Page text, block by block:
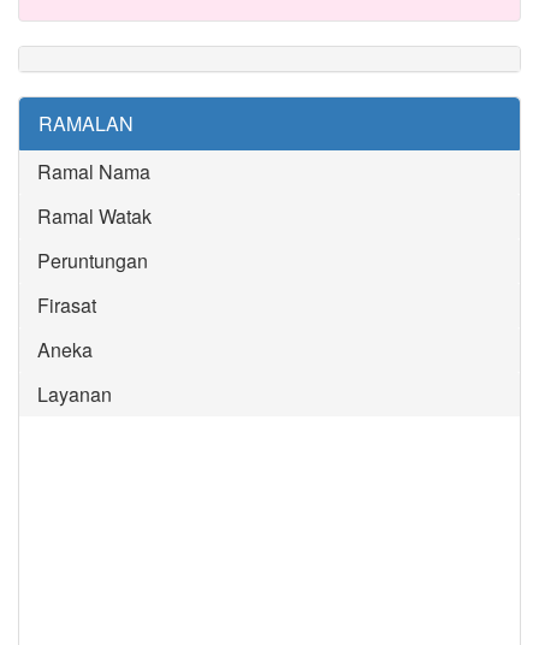
RAMALAN
Ramal Nama
Ramal Watak
Peruntungan
Firasat
Aneka
Layanan